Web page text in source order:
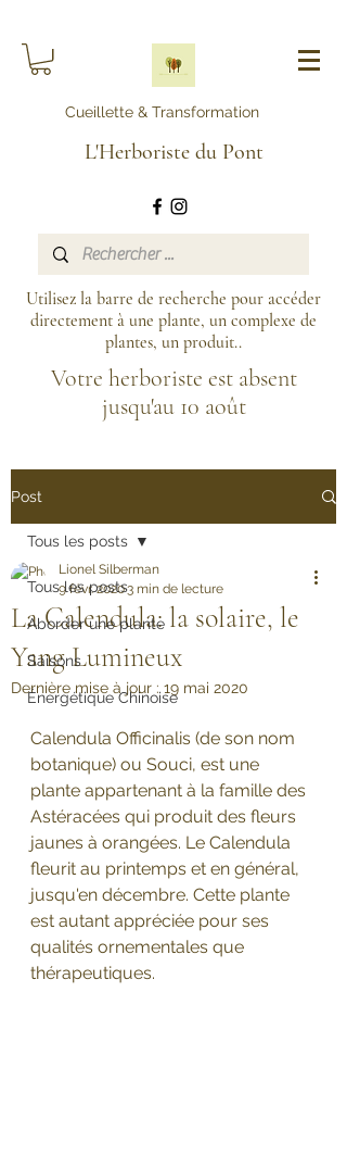
Cueillette & Transformation
L'Herboriste du Pont
Utilisez la barre de recherche pour accéder
directement à une plante, un complexe de
plantes, un produit..
Votre herboriste est absent
jusqu'au 10 août
Post
Tous les posts
Aborder une plante
Saisons
Énergétique Chinoise
Tous les posts
La Calendula: la solaire, le
Yang Lumineux
Lionel Silberman
9 févr. 20203 min de lecture
Dernière mise à jour :19 mai 2020
Calendula Officinalis (de son nom
botanique) ou Souci, est une
plante appartenant à la famille des
Astéracées qui produit des fleurs
jaunes à orangées. Le Calendula
fleurit au printemps et en général,
jusqu'en décembre. Cette plante
est autant appréciée pour ses
qualités ornementales que
thérapeutiques.